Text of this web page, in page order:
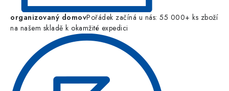
organizovaný domovPořádek začíná u nás: 55 000+ ks zboží
na našem skladě k okamžité expedici